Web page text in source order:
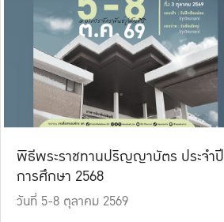
พิธีพระราชทานปริญญาบัตร ประจำปี
การศึกษา 2568
วันที่ 5-8 ตุลาคม 2569